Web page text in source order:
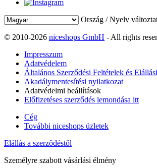
Ország / Nyelv
© 2010-2026 niceshops GmbH - All rights
Impresszum
Adatvédelem
Általános Szerződési Feltételek és
Akadálymentesítési nyilatkozat
Adatvédelmi beállítások
Előfizetéses szerződés lemondása itt
Cég
További niceshops üzletek
Elállás a szerződéstől
Személyre szabott vásárlási élmény